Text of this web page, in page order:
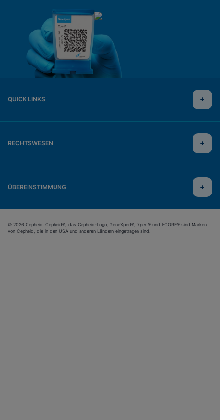
QUICK LINKS
RECHTSWESEN
ÜBEREINSTIMMUNG
© 2026 Cepheid. Cepheid®, das Cepheid-Logo, GeneXpert®, Xpert® und I-CORE® sind Marken
von Cepheid, die in den USA und anderen Ländern eingetragen sind.